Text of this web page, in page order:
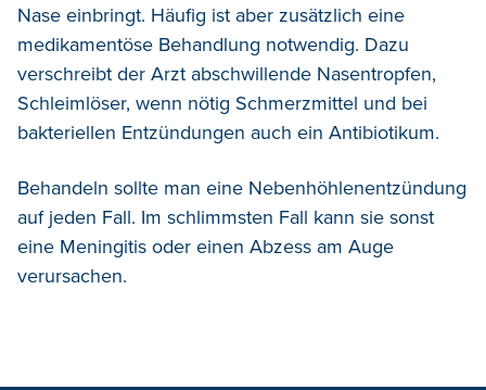
Nase einbringt. Häufig ist aber zusätzlich eine
medikamentöse Behandlung notwendig. Dazu
verschreibt der Arzt abschwillende Nasentropfen,
Schleimlöser, wenn nötig Schmerzmittel und bei
bakteriellen Entzündungen auch ein Antibiotikum.
Behandeln sollte man eine Nebenhöhlenentzündung
auf jeden Fall. Im schlimmsten Fall kann sie sonst
eine Meningitis oder einen Abzess am Auge
verursachen.